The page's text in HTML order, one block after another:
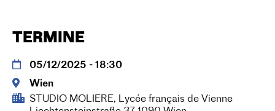
TERMINE
05/12/2025 - 18:30
Wien
STUDIO MOLIERE, Lycée français de Vienne